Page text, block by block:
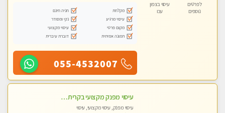
לפרטים
נוספים
עיסוי בצפון
עכו
מקלחת
חניה חינם
עיסוי מרגיע
נקי ומסודר
מקום פרטי
עיסוי מקצועי
תמונה אמיתית
דוברת עיברית
055-4532007
עיסוי מפנק מקצועי בקרית ביאליק - עיסוי עם אבנים חמות. טיפול מרגיע משוחרר באווירה נעימה נקיה ומסודרת
עיסוי מפנק, עיסוי מקצועי, עיסוי